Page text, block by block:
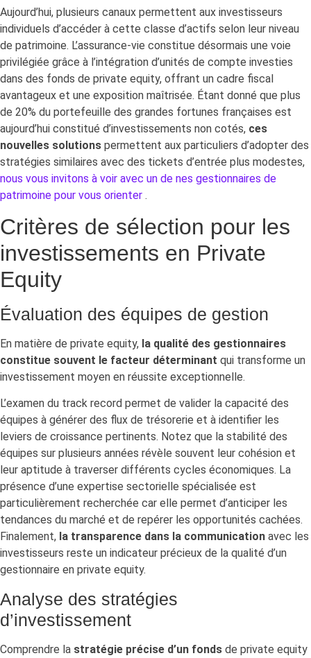
Aujourd’hui, plusieurs canaux permettent aux investisseurs
individuels d’accéder à cette classe d’actifs selon leur niveau
de patrimoine. L’assurance-vie constitue désormais une voie
privilégiée grâce à l’intégration d’unités de compte investies
dans des fonds de private equity, offrant un cadre fiscal
avantageux et une exposition maîtrisée. Étant donné que plus
de 20% du portefeuille des grandes fortunes françaises est
aujourd’hui constitué d’investissements non cotés, ces
nouvelles solutions permettent aux particuliers d’adopter des
stratégies similaires avec des tickets d’entrée plus modestes,
nous vous invitons à voir avec un de nes gestionnaires de
patrimoine pour vous orienter .
Critères de sélection pour les
investissements en Private
Equity
Évaluation des équipes de gestion
En matière de private equity, la qualité des gestionnaires
constitue souvent le facteur déterminant qui transforme un
investissement moyen en réussite exceptionnelle.
L’examen du track record permet de valider la capacité des
équipes à générer des flux de trésorerie et à identifier les
leviers de croissance pertinents. Notez que la stabilité des
équipes sur plusieurs années révèle souvent leur cohésion et
leur aptitude à traverser différents cycles économiques. La
présence d’une expertise sectorielle spécialisée est
particulièrement recherchée car elle permet d’anticiper les
tendances du marché et de repérer les opportunités cachées.
Finalement, la transparence dans la communication avec les
investisseurs reste un indicateur précieux de la qualité d’un
gestionnaire en private equity.
Analyse des stratégies
d’investissement
Comprendre la stratégie précise d’un fonds de private equity